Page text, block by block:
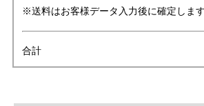
※送料はお客様データ入力後に確定します
合計